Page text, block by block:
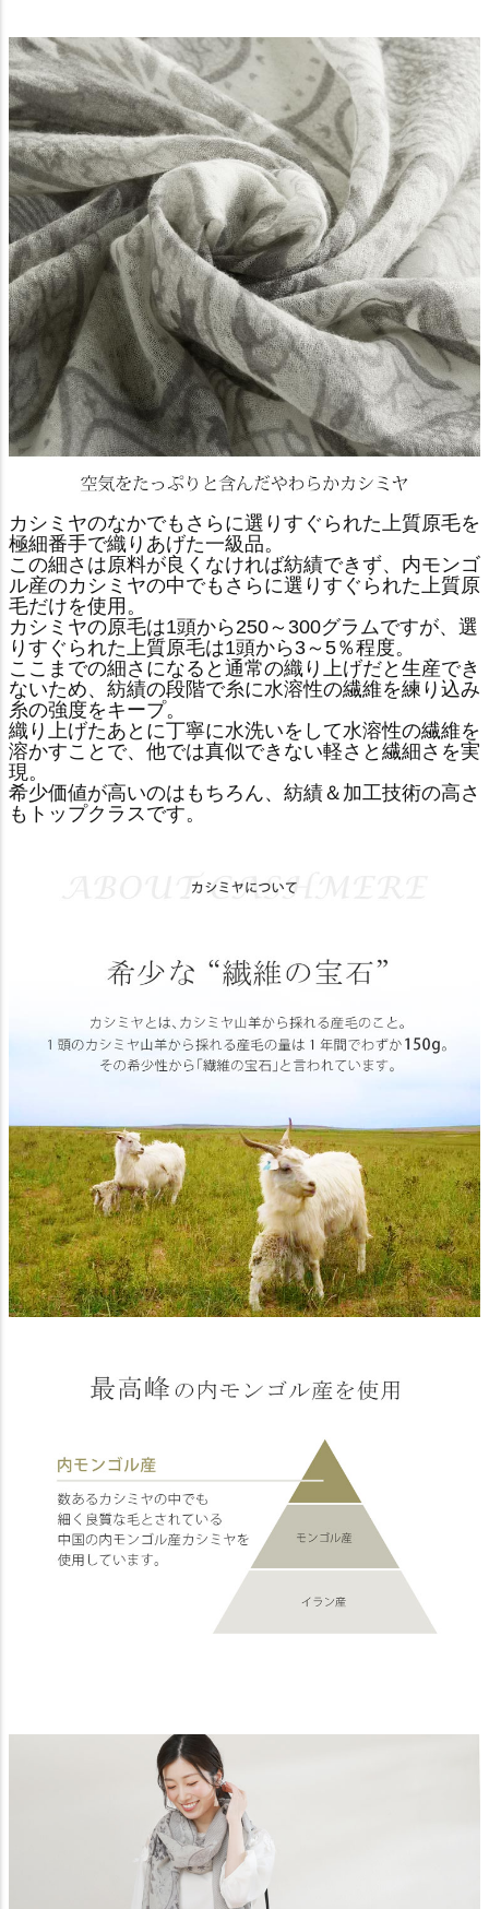
カシミヤのなかでもさらに選りすぐられた上質原毛を
極細番手で織りあげた一級品。
この細さは原料が良くなければ紡績できず、内モンゴ
ル産のカシミヤの中でもさらに選りすぐられた上質原
毛だけを使用。
カシミヤの原毛は1頭から250～300グラムですが、選
りすぐられた上質原毛は1頭から3～5％程度。
ここまでの細さになると通常の織り上げだと生産でき
ないため、紡績の段階で糸に水溶性の繊維を練り込み
糸の強度をキープ。
織り上げたあとに丁寧に水洗いをして水溶性の繊維を
溶かすことで、他では真似できない軽さと繊細さを実
現。
希少価値が高いのはもちろん、紡績＆加工技術の高さ
もトップクラスです。